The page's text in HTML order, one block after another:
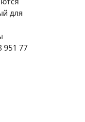
для
951 77